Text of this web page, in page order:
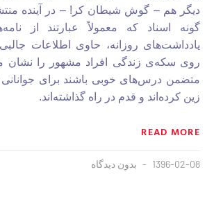
دیگر هم – گوش شیطان کر! – در آینده
گونه اسناد که معمولاً عبارتند از
یادداشت‌های روزانه، حاوی اطلاعات
روی سکه‌ی زندگی افراد مشهور را نشان
متضمن درس‌های خوبی باشند برای جوانانی
زین کرده‌اند و قدم در راه گذاشته‌اند.
READ MORE
1396-02-08 بدون دیدگاه